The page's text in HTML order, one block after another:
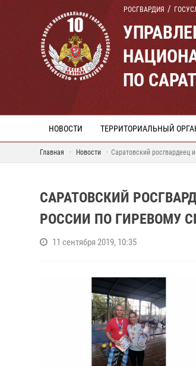
РОСГВАРДИЯ
ПО
НОВОСТИ ТЕРРИТОРИАЛЬНЫЙ
Главная Новости Саратовский росгвардеец
САРАТОВСКИЙ
РОССИИ ПО ГИРЕВОМУ
11 сентября 2019, 10:35